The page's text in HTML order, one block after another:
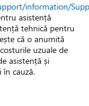
information/
asistență
tehnică pentru
că o anumită
uzuale de
asistență și
cauză.